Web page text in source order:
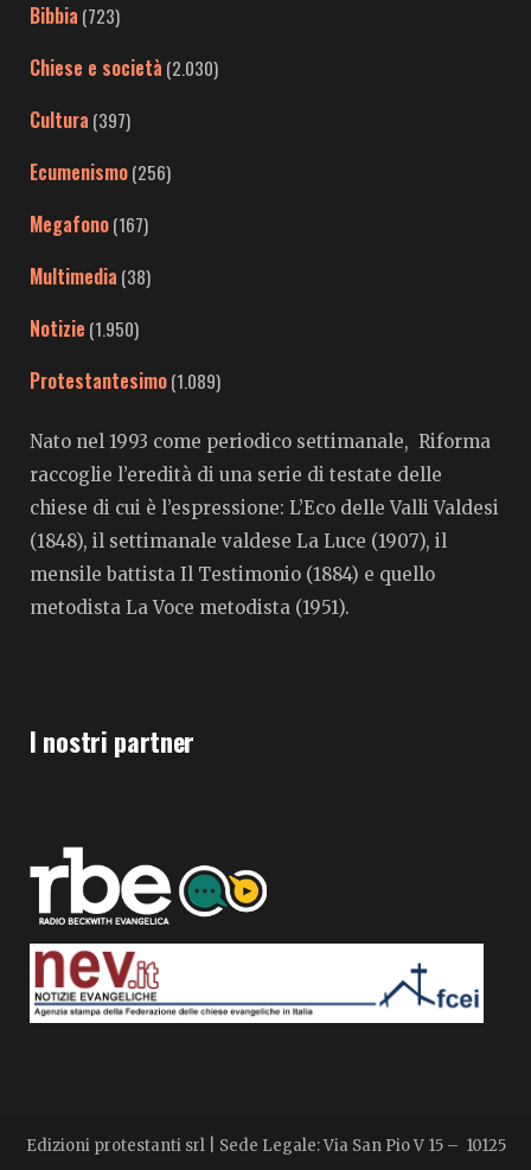
Bibbia (723)
Chiese e società (2.030)
Cultura (397)
Ecumenismo(256)
Megafono(167)
Multimedia (38)
Notizie (1.950)
Protestantesimo(1.089)
Nato nel 1993 come periodico settimanale, Riforma
raccoglie l’eredità di una serie di testate delle
chiese di cui è l’espressione: L’Eco delle Valli Valdesi
(1848), il settimanale valdese La Luce (1907), il
mensile battista Il Testimonio (1884) e quello
metodista La Voce metodista (1951).
I nostri partner
Edizioni protestanti srl | Sede Legale: Via San Pio V 15 – 10125